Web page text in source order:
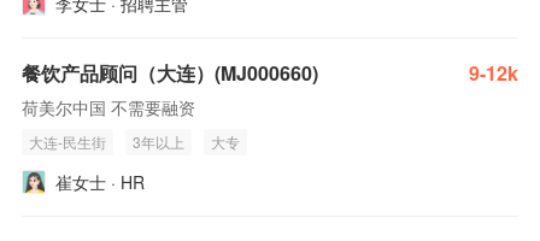
餐饮产品顾问（大连）(MJ000660) 9-12k
荷美尔中国 不需要融资
大连-民生街 3年以上 大专
崔女士 · HR